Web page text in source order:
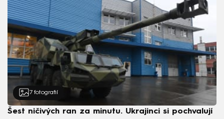
7 fotografií
Šest ničivých ran za minutu. Ukrajinci si pochvalují